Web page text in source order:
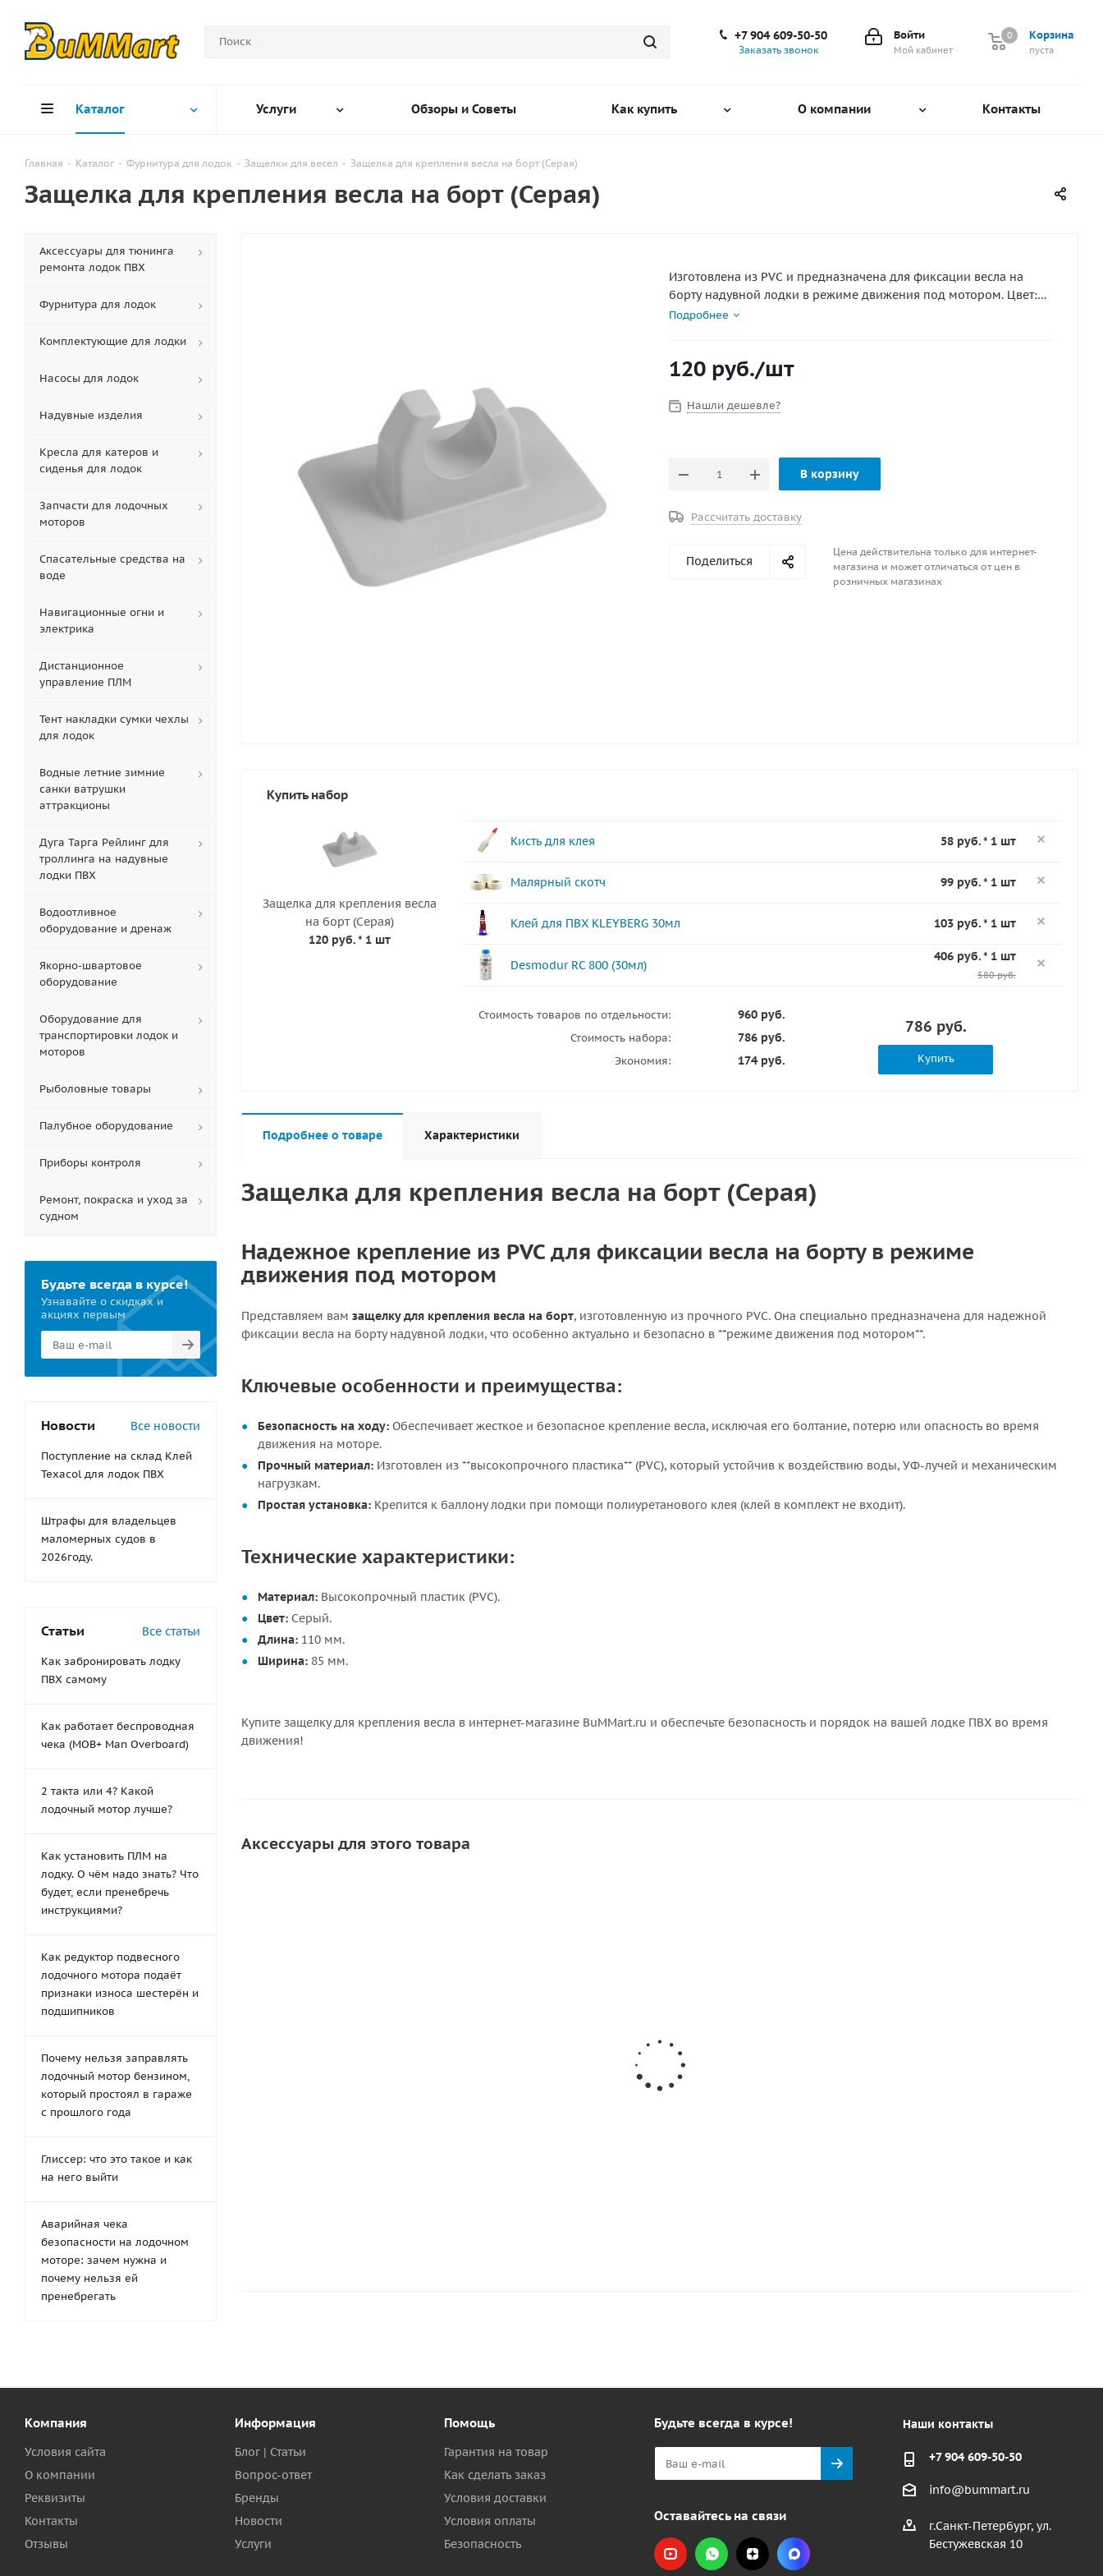
Корзина
0
пуста
0
Войти
Мой кабинет
+7 904 609-50-50
Заказать звонок
Каталог Услуги Обзоры и Советы Как купить О компании Контакты
Главная - Каталог - Фурнитура для лодок - Защелки для весел - Защелка для крепления весла на борт (Серая)
Защелка для крепления весла на борт (Серая)
Изготовлена из PVC и предназначена для фиксации весла на
борту надувной лодки в режиме движения под мотором. Цвет:
серый.
Подробнее
120 руб./шт
Нашли дешевле?
В корзину
Рассчитать доставку
Поделиться
Цена действительна только для интернет-
магазина и может отличаться от цен в
розничных магазинах
Купить набор
Защелка для крепления весла
на борт (Серая)
120 руб.* 1 шт
Кисть для клея 58 руб. * 1 шт
Малярный скотч 99 руб. * 1 шт
Клей для ПВХ KLEYBERG 30мл 103 руб. * 1 шт
Desmodur RC 800 (30мл)
406 руб. * 1 шт
580 руб.
Стоимость товаров по отдельности: 960 руб.
Стоимость набора: 786 руб.
Экономия: 174 руб.
786 руб.
Купить
Подробнее о товаре Характеристики
Защелка для крепления весла на борт (Серая)
Надежное крепление из PVC для фиксации весла на борту в режиме
движения под мотором
Представляем вам защелку для крепления весла на борт, изготовленную из прочного PVC. Она специально предназначена для надежной
фиксации весла на борту надувной лодки, что особенно актуально и безопасно в **режиме движения под мотором**.
Ключевые особенности и преимущества:
Безопасность на ходу: Обеспечивает жесткое и безопасное крепление весла, исключая его болтание, потерю или опасность во время
движения на моторе.
Прочный материал: Изготовлен из **высокопрочного пластика** (PVC), который устойчив к воздействию воды, УФ-лучей и механическим
нагрузкам.
Простая установка: Крепится к баллону лодки при помощи полиуретанового клея (клей в комплект не входит).
Технические характеристики:
Материал: Высокопрочный пластик (PVC).
Цвет: Серый.
Длина: 110 мм.
Ширина: 85 мм.
Купите защелку для крепления весла в интернет-магазине BuMMart.ru и обеспечьте безопасность и порядок на вашей лодке ПВХ во время
движения!
Аксессуары для этого товара
Клей для лодок ПВХ
Texacol МN 150 (500мл)
Аксессуары для тюнинга
ремонта лодок ПВХ
Фурнитура для лодок
Комплектующие для лодки
Насосы для лодок
Надувные изделия
Кресла для катеров и
сиденья для лодок
Запчасти для лодочных
моторов
Спасательные средства на
воде
Навигационные огни и
электрика
Дистанционное
управление ПЛМ
Тент накладки сумки чехлы
для лодок
Водные летние зимние
санки ватрушки
аттракционы
Дуга Тарга Рейлинг для
троллинга на надувные
лодки ПВХ
Водоотливное
оборудование и дренаж
Якорно-швартовое
оборудование
Оборудование для
транспортировки лодок и
моторов
Рыболовные товары
Палубное оборудование
Приборы контроля
Ремонт, покраска и уход за
судном
Будьте всегда в курсе!
Узнавайте о скидках и
акциях первым
Новости Все новости
Поступление на склад Клей
Texacol для лодок ПВХ
Штрафы для владельцев
маломерных судов в
2026году.
Статьи Все статьи
Как забронировать лодку
ПВХ самому
Как работает беспроводная
чека (MOB+ Man Overboard)
2 такта или 4? Какой
лодочный мотор лучше?
Как установить ПЛМ на
лодку. О чём надо знать? Что
будет, если пренебречь
инструкциями?
Как редуктор подвесного
лодочного мотора подаёт
признаки износа шестерён и
подшипников
Почему нельзя заправлять
лодочный мотор бензином,
который простоял в гараже
с прошлого года
Глиссер: что это такое и как
на него выйти
Аварийная чека
безопасности на лодочном
моторе: зачем нужна и
почему нельзя ей
пренебрегать
Компания
Условия сайта
О компании
Реквизиты
Контакты
Отзывы
Информация
Блог | Статьи
Вопрос-ответ
Бренды
Новости
Услуги
Помощь
Гарантия на товар
Как сделать заказ
Условия доставки
Условия оплаты
Безопасность
Будьте всегда в курсе!
Оставайтесь на связи
Наши контакты
+7 904 609-50-50
info@bummart.ru
г.Санкт-Петербург, ул.
Бестужевская 10